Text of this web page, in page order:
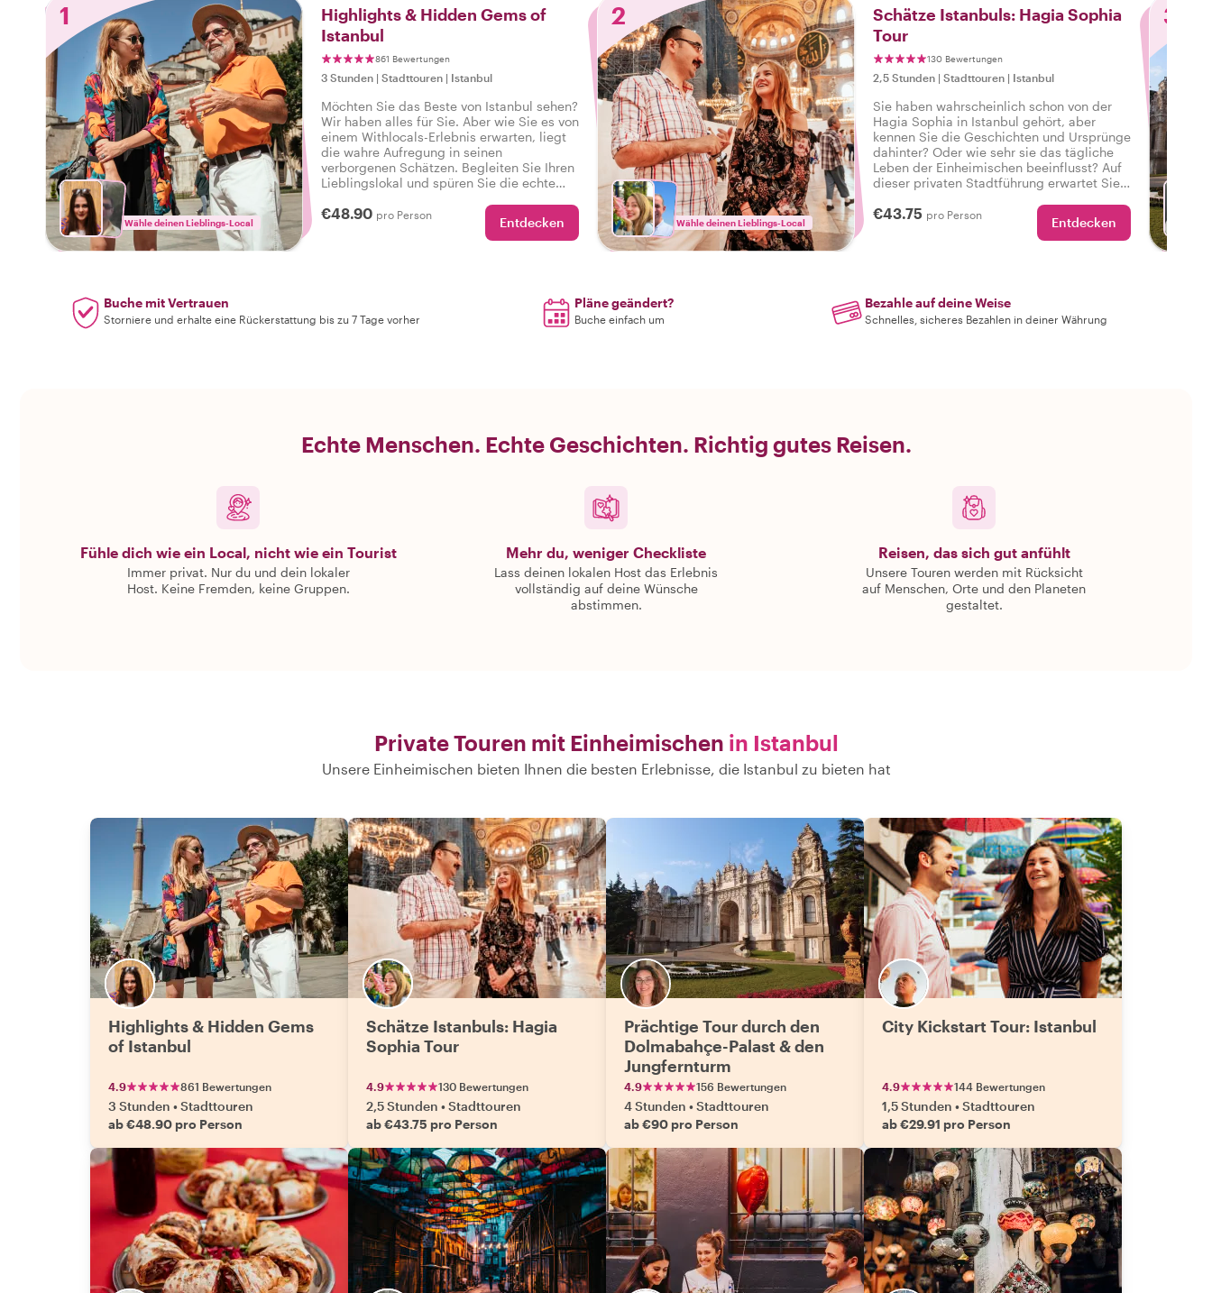
1
Wähle deinen Lieblings-Local
Highlights & Hidden Gems of
Istanbul
861 Bewertungen
3 Stunden | Stadttouren | Istanbul
Möchten Sie das Beste von Istanbul sehen?
Wir haben alles für Sie. Aber wie Sie es von
einem Withlocals-Erlebnis erwarten, liegt
die wahre Aufregung in seinen
verborgenen Schätzen. Begleiten Sie Ihren
Lieblingslokal und spüren Sie die echte
alles zu bieten hat, damit Sie sagen
können: Ich habe das echte Istanbul erlebt!
€48.90 pro Person Entdecken
2
Wähle deinen Lieblings-Local
Schätze Istanbuls: Hagia Sophia
Tour
130 Bewertungen
2,5 Stunden | Stadttouren | Istanbul
Sie haben wahrscheinlich schon von der
Hagia Sophia in Istanbul gehört, aber
kennen Sie die Geschichten und Ursprünge
dahinter? Oder wie sehr sie das tägliche
Leben der Einheimischen beeinflusst? Auf
dieser privaten Stadtführung erwartet Sie
€43.75 pro Person Entdecken
3
Buche mit Vertrauen
Storniere und erhalte eine Rückerstattung bis zu 7 Tage vorher
Pläne geändert?
Buche einfach um
Bezahle auf deine Weise
Schnelles, sicheres Bezahlen in deiner Währung
Echte Menschen. Echte Geschichten. Richtig gutes Reisen.
Fühle dich wie ein Local, nicht wie ein Tourist
Immer privat. Nur du und dein lokaler
Host. Keine Fremden, keine Gruppen.
Mehr du, weniger Checkliste
Lass deinen lokalen Host das Erlebnis
vollständig auf deine Wünsche
abstimmen.
Reisen, das sich gut anfühlt
Unsere Touren werden mit Rücksicht
auf Menschen, Orte und den Planeten
gestaltet.
Private Touren mit Einheimischen in Istanbul
Unsere Einheimischen bieten Ihnen die besten Erlebnisse, die Istanbul zu bieten hat
Highlights & Hidden Gems
of Istanbul
4.9 861 Bewertungen
3 Stunden •Stadttouren
ab €48.90 pro Person
Schätze Istanbuls: Hagia
Sophia Tour
4.9 130 Bewertungen
2,5 Stunden •Stadttouren
ab €43.75 pro Person
Prächtige Tour durch den
Dolmabahçe-Palast & den
Jungfernturm
4.9 156 Bewertungen
4 Stunden •Stadttouren
ab €90 pro Person
City Kickstart Tour: Istanbul
4.9 144 Bewertungen
1,5 Stunden •Stadttouren
ab €29.91 pro Person